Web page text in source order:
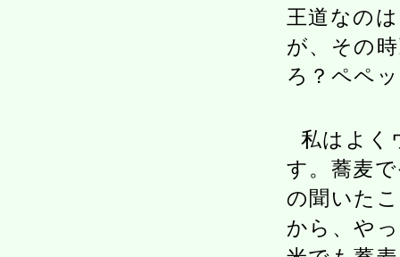
王道なの
が、その
ろ？ペペ
私はよく
す。蕎麦
の聞いた
から、や